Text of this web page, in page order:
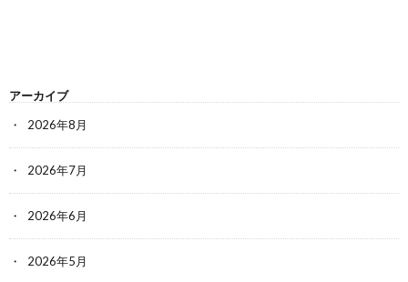
アーカイブ
2026年8月
2026年7月
2026年6月
2026年5月